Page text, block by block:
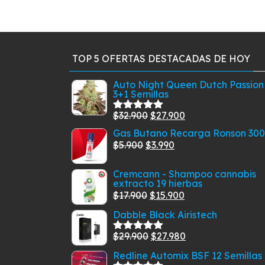
TOP 5 OFERTAS DESTACADAS DE HOY
Auto Night Queen Dutch Passion
3+1 Semillas
Valorado
5
$32.900 El
precio
original
$32.900.
$27.900
precio
$27.900.
Gas Butano Recarga Ronson
$5.900 El
original
era:
$5.900.
$3.990
actual
es:
$3.990.
Cremcann - Shampoo cannabis
extracto 19 hierbas
$17.900 El
precio
original
era:
$17.900.
$15.900
precio
es:
$15.900.
Dabble Black Airistech
Valorado
5
$29.900 El
precio
$27.980
precio
Redline Automix BSF 12 Semillas